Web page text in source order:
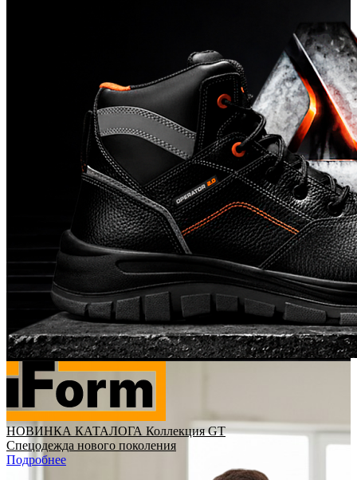
НОВИНКА КАТАЛОГА Коллекция GT
Спецодежда нового поколения
Подробнее